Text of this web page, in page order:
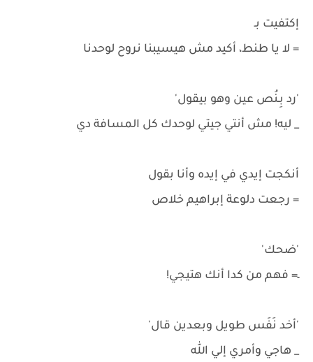
إكتفيت بـ
= لا يا طنط، أكيد مش هيسيبنا نروح لوحدنا
'رد بِـنُص عين وهو بيقول'
_ ليه! مش أنتي جيتي لوحدك كل المسافة دي
أنكجت إيدي في إيده وأنا بقول
= رجعت دلوعة إبراهيم خلاص
'ضحك'
ـ= فهم من كدا أنك هتيجي!
'أخد نَفَس طويل وبعدين قال'
_ هاجي وأمري إلي الله